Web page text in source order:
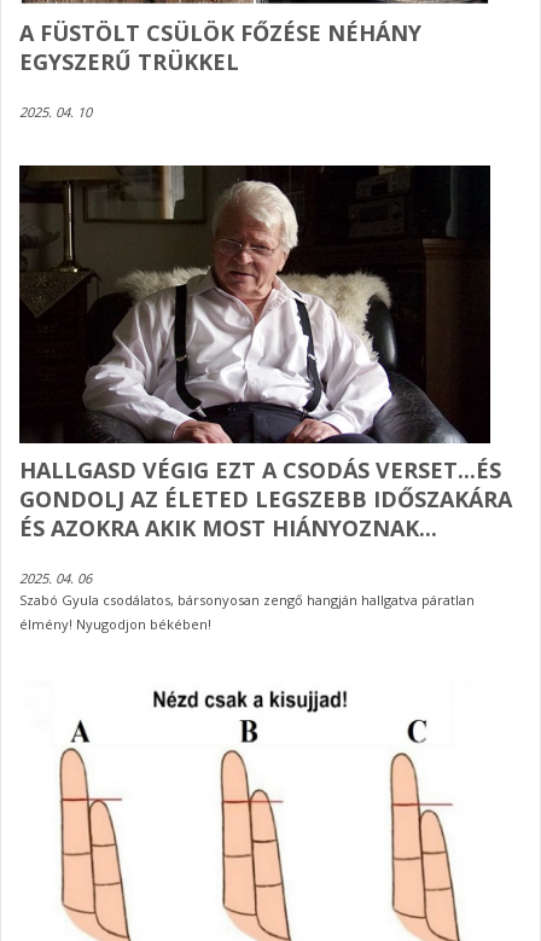
A FÜSTÖLT CSÜLÖK FŐZÉSE NÉHÁNY
EGYSZERŰ TRÜKKEL
2025. 04. 10
HALLGASD VÉGIG EZT A CSODÁS VERSET...ÉS
GONDOLJ AZ ÉLETED LEGSZEBB IDŐSZAKÁRA
ÉS AZOKRA AKIK MOST HIÁNYOZNAK...
2025. 04. 06
Szabó Gyula csodálatos, bársonyosan zengő hangján hallgatva páratlan
élmény! Nyugodjon békében!